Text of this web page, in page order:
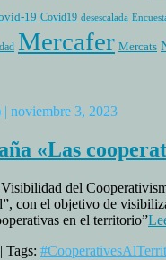
19 Covid19 desescalada
Mercafer Mercats
| noviembre 3, 2023
«Las
del
con el objetivo de
en el territorio”
| Tags: